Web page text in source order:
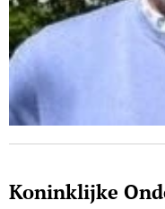
Koninklijke